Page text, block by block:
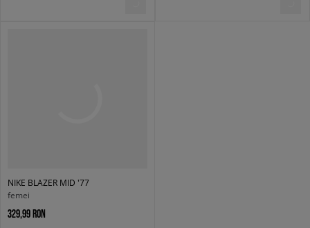
NIKE BLAZER MID '77
femei
329,99 RON